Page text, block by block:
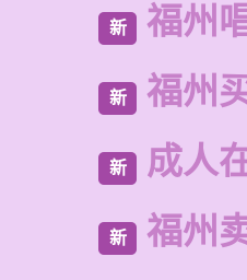
新 福州
新 福州
新 成人
新 福州